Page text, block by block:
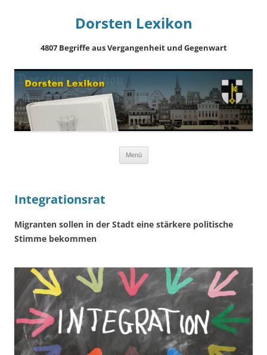
Dorsten Lexikon
4807 Begriffe aus Vergangenheit und Gegenwart
Menü
Integrationsrat
Migranten sollen in der Stadt eine stärkere politische
Stimme bekommen